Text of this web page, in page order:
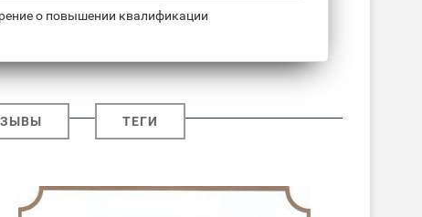
о повышении квалификации
ТЕГИ